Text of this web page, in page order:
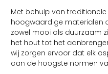
Met behulp van
hoogwaardige materialen
zowel mooi als duurzaam
het hout tot het
wij zorgen ervoor dat elk
aan de hoogste normen